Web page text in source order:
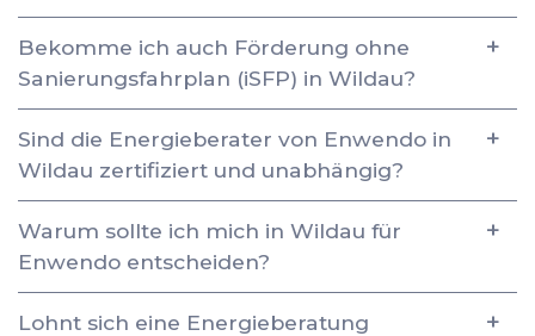
Bekomme ich auch Förderung ohne
Sanierungsfahrplan (iSFP) in Wildau?
Sind die Energieberater von Enwendo in
Wildau zertifiziert und unabhängig?
Warum sollte ich mich in Wildau für
Enwendo entscheiden?
Lohnt sich eine Energieberatung